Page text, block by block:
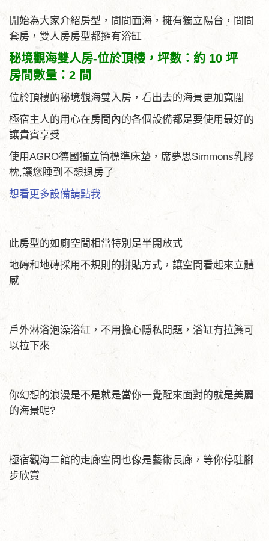
開始為大家介紹房型，間間面海，擁有獨立陽台，間間
套房，雙人房房型都擁有浴缸
秘境觀海雙人房-位於頂樓，坪數：約 10 坪
房間數量：2 間
位於頂樓的秘境觀海雙人房，看出去的海景更加寬闊
極宿主人的用心在房間內的各個設備都是要使用最好的
讓貴賓享受
使用AGRO德國獨立筒標準床墊，席夢思Simmons乳膠
枕,讓您睡到不想退房了
想看更多設備請點我
此房型的如廁空間相當特別是半開放式
地磚和地磚採用不規則的拼貼方式，讓空間看起來立體
感
戶外淋浴泡澡浴缸，不用擔心隱私問題，浴缸有拉簾可
以拉下來
你幻想的浪漫是不是就是當你一覺醒來面對的就是美麗
的海景呢?
極宿觀海二館的走廊空間也像是藝術長廊，等你停駐腳
步欣賞